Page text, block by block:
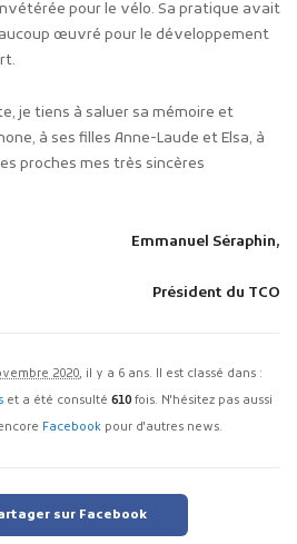
pour le vélo. Sa pratique avait
œuvré pour le développement
je tiens à saluer sa mémoire et
à ses filles Anne-Laude et Elsa, à
proches mes très sincères
Emmanuel Séraphin,
Président du TCO
2020, il y a 6 ans. Il est classé dans :
et a été consulté 610 fois. N'hésitez pas aussi
Facebook pour d'autres news.
sur Facebook